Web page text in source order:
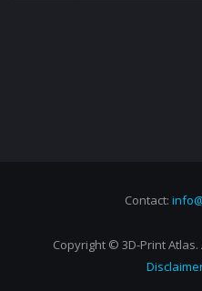
Contact:
Copyright © 3D-Print